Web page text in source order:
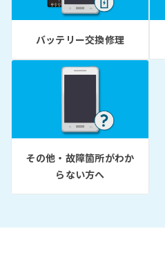
バッテリー交換修理
その他・故障箇所がわか
らない方へ